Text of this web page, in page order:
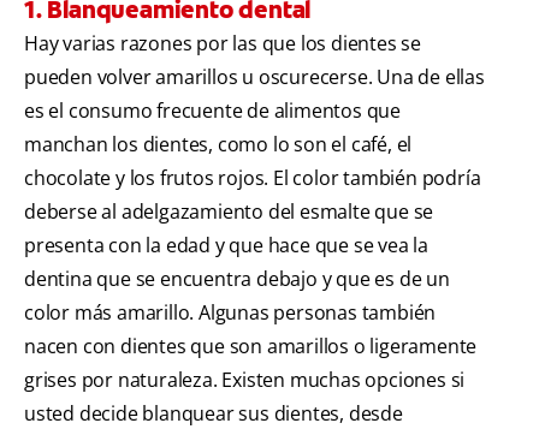
1. Blanqueamiento dental
Hay varias razones por las que los dientes se
pueden volver amarillos u oscurecerse. Una de ellas
es el consumo frecuente de alimentos que
manchan los dientes, como lo son el café, el
chocolate y los frutos rojos. El color también podría
deberse al adelgazamiento del esmalte que se
presenta con la edad y que hace que se vea la
dentina que se encuentra debajo y que es de un
color más amarillo. Algunas personas también
nacen con dientes que son amarillos o ligeramente
grises por naturaleza. Existen muchas opciones si
usted decide blanquear sus dientes, desde